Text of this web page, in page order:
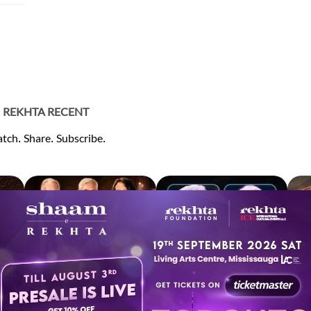
REKHTA RECENT
Share. Subscribe.